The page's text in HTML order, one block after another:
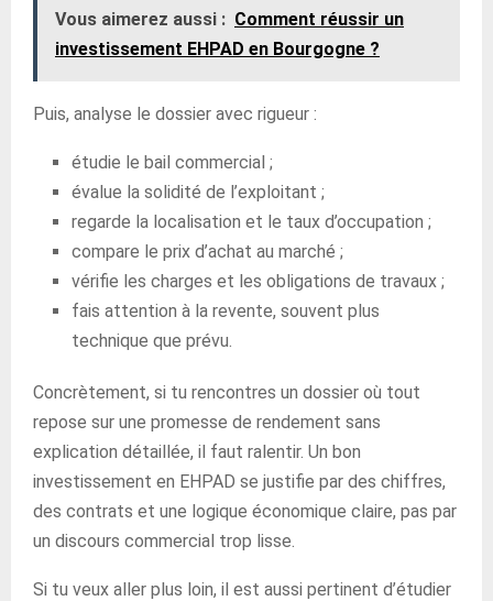
Vous aimerez aussi : Comment réussir un
investissement EHPAD en Bourgogne ?
Puis, analyse le dossier avec rigueur :
étudie le bail commercial ;
évalue la solidité de l’exploitant ;
regarde la localisation et le taux d’occupation ;
compare le prix d’achat au marché ;
vérifie les charges et les obligations de travaux ;
fais attention à la revente, souvent plus
technique que prévu.
Concrètement, si tu rencontres un dossier où tout
repose sur une promesse de rendement sans
explication détaillée, il faut ralentir. Un bon
investissement en EHPAD se justifie par des chiffres,
des contrats et une logique économique claire, pas par
un discours commercial trop lisse.
Si tu veux aller plus loin, il est aussi pertinent d’étudier